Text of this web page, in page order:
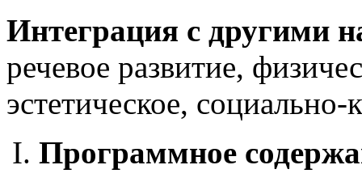
Интеграция с другими
речевое развитие,
эстетическое,
Программное